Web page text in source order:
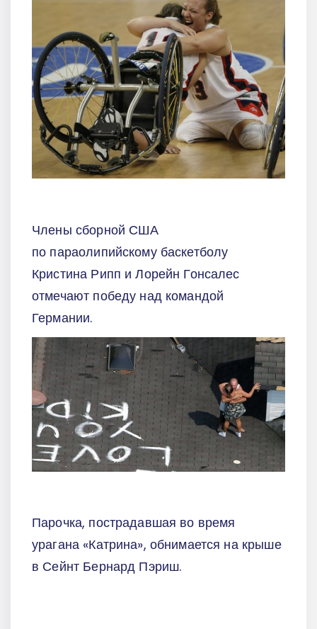
Члены сборной США
по параолипийскому баскетболу
Кристина Рипп и Лорейн Гонсалес
отмечают победу над командой
Германии.
Парочка, пострадавшая во время
урагана «Катрина», обнимается на крыше
в Сейнт Бернард Пэриш.